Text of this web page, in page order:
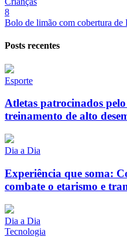
8
Bolo de limão com cobertura de
Posts recentes
Esporte
Atletas patrocinados
treinamento de alto
Dia a Dia
Experiência que soma:
combate o etarismo e
Dia a Dia
Tecnologia